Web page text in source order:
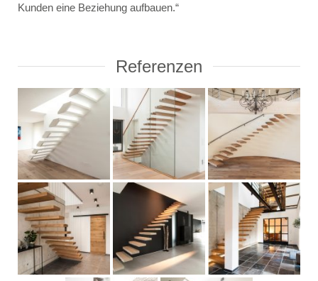
Kunden eine Beziehung aufbauen.“
Referenzen